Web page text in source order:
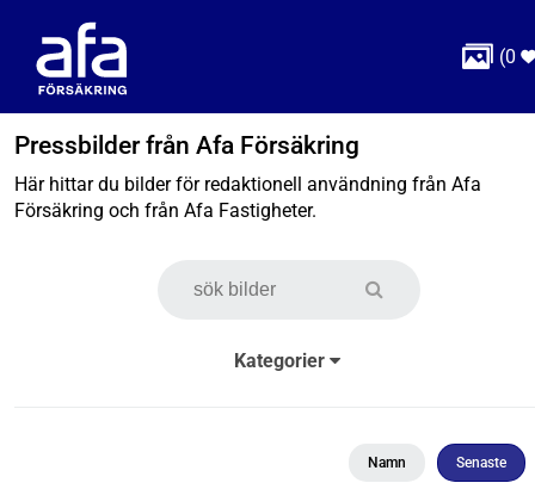
 (0
Pressbilder från Afa Försäkring
Här hittar du bilder för redaktionell användning från Afa
Försäkring och från Afa Fastigheter.
Kategorier
Namn Senaste